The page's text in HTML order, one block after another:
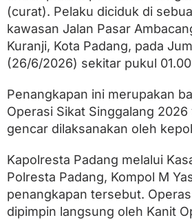
R
n
g
k
u
P
e
a
u
e
n
c
(curat). Pelaku diciduk di
kawasan Jalan Pasar
Kuranji, Kota Padang, pada
(26/6/2026) sekitar pukul
Penangkapan ini merupakan
Operasi Sikat Singgalang
gencar dilaksanakan oleh
Kapolresta Padang melalui
Polresta Padang, Kompol M
penangkapan tersebut.
dipimpin langsung oleh Kanit